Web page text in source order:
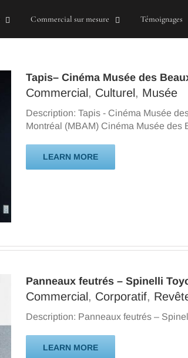
Commercial sur mesure Témoignages
Tapis– Cinéma Musée des
Commercial, Culturel, Musée
Description: Tapis - Cinéma Musée
Montréal (MBAM) Cinéma Musée des
LEARN MORE
Panneaux feutrés – Spinelli
Commercial, Corporatif,
Description: Panneaux feutrés –
LEARN MORE